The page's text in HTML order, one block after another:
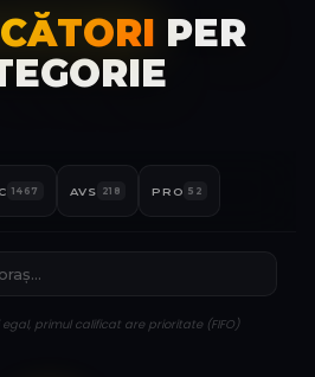
PER
1467 AVS 218 PRO 52
primul calificat are prioritate (FIFO)